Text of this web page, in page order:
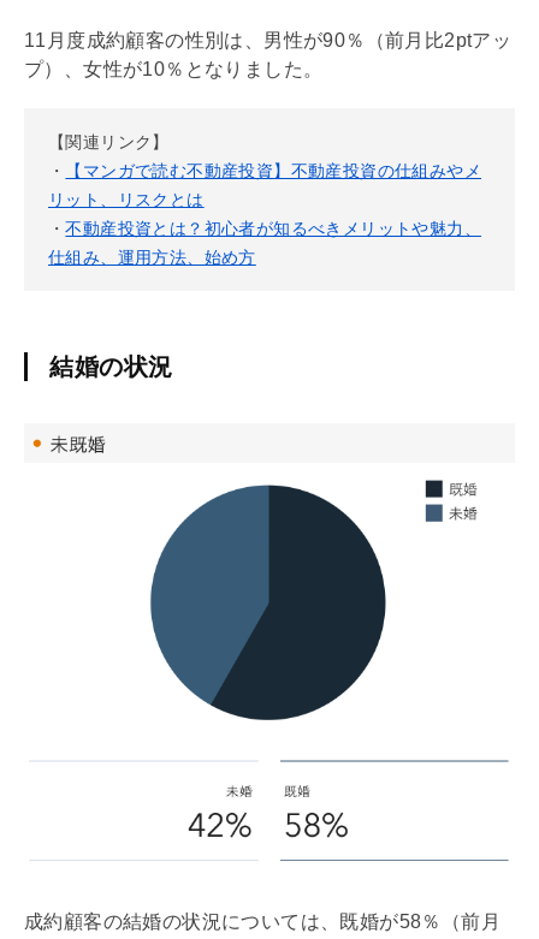
11月度成約顧客の性別は、男性が90％（前月比2ptアッ
プ）、女性が10％となりました。
【関連リンク】
・
【マンガで読む不動産投資】不動産投資の仕組みやメ
リット、リスクとは
・不動産投資とは？初心者が知るべきメリットや魅力、
仕組み、運用方法、始め方
結婚の状況
成約顧客の結婚の状況については、既婚が58％（前月